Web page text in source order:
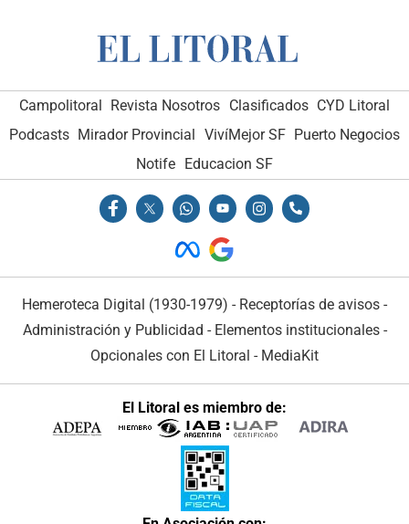
Campolitoral Revista Nosotros Clasificados CYD Litoral
Podcasts Mirador Provincial VivíMejor SF Puerto Negocios
Notife Educacion SF
Hemeroteca Digital (1930-1979) - Receptorías de avisos -
Administración y Publicidad - Elementos institucionales-
Opcionales con El Litoral - MediaKit
El Litoral es miembro de: